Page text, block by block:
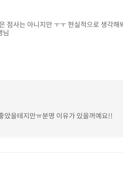
점사는 아니지만 ㅜㅜ 현실적으로 생각
님
을테지만ㅠ분명 이유가 있을꺼예요!!